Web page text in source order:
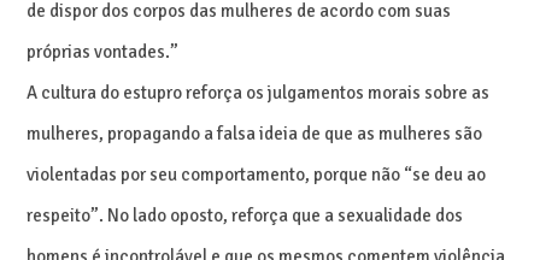
de dispor dos corpos das mulheres de acordo com suas
próprias vontades.”
A cultura do estupro reforça os julgamentos morais sobre as
mulheres, propagando a falsa ideia de que as mulheres são
violentadas por seu comportamento, porque não “se deu ao
respeito”. No lado oposto, reforça que a sexualidade dos